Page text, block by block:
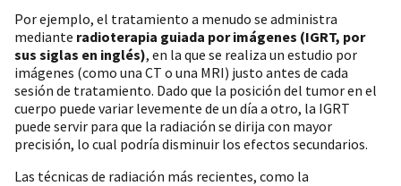
Por ejemplo, el tratamiento a menudo se administra
mediante radioterapia guiada por imágenes (IGRT, por
sus siglas en inglés), en la que se realiza un estudio por
imágenes (como una CT o una MRI) justo antes de cada
sesión de tratamiento. Dado que la posición del tumor en el
cuerpo puede variar levemente de un día a otro, la IGRT
puede servir para que la radiación se dirija con mayor
precisión, lo cual podría disminuir los efectos secundarios.
Las técnicas de radiación más recientes, como la